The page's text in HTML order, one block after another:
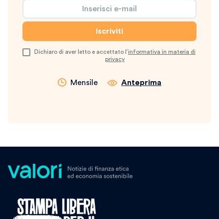
Dichiaro di aver letto e accettato l’informativa in materia di
privacy
Mensile Anteprima